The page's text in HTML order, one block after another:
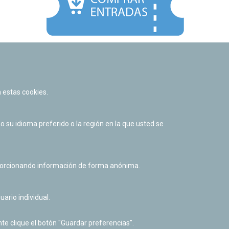
Política de cookies
Derecho de acceso a información pública
cookies.
su idioma preferido o la región en la que usted se
información de forma anónima.
individual.
clique el botón "Guardar preferencias".